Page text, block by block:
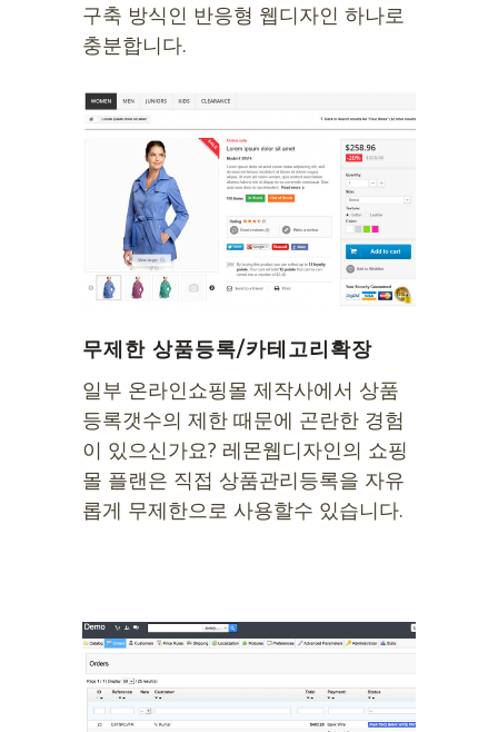
구축 방식인 반응형 웹디자인 하나로
충분합니다.
무제한 상품등록/카테고리확장
일부 온라인쇼핑몰 제작사에서 상품
등록갯수의 제한 때문에 곤란한 경험
이 있으신가요? 레몬웹디자인의 쇼핑
몰 플랜은 직접 상품관리등록을 자유
롭게 무제한으로 사용할수 있습니다.